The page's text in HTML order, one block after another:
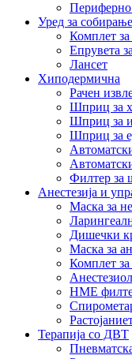
Периферно
Уред за
Комплет
Епрувета
Лансет
Хиподермична
Рачен
Шприц за
Шприц за
Шприц за
Филтер за
Анестезија и
Маска за
Дишечки
Маска за
Комплет за
HME
Терапија со ДВТ